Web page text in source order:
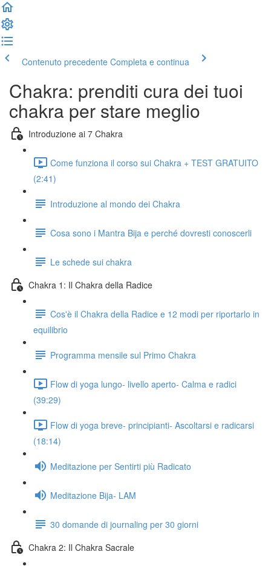
Contenuto precedente Completa e continua
Chakra: prenditi cura dei tuoi
chakra per stare meglio
Introduzione ai 7 Chakra
Come funziona il corso sui Chakra + TEST GRATUITO
(2:41)
Introduzione al mondo dei Chakra
Cosa sono i Mantra Bija e perché dovresti conoscerli
Le schede sui chakra
Chakra 1: Il Chakra della Radice
Cos'è il Chakra della Radice e 12 modi per riportarlo in
equilibrio
Programma mensile sul Primo Chakra
Flow di yoga lungo- livello aperto- Calma e radici
(39:29)
Flow di yoga breve- principianti- Ascoltarsi e radicarsi
(18:14)
Meditazione per Sentirti più Radicato
Meditazione Bija- LAM
30 domande di journaling per 30 giorni
Chakra 2: Il Chakra Sacrale